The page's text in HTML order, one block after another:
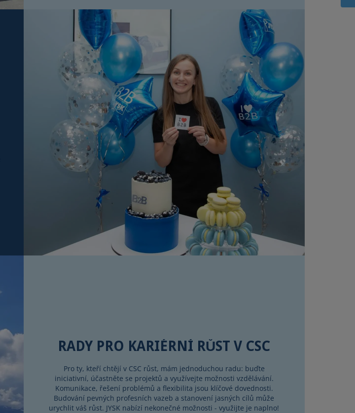
RADY PRO KARIÉRNÍ RŮST V CSC
Pro ty, kteří chtějí v CSC růst, mám jednoduchou radu: buďte
iniciativní, účastněte se projektů a využívejte možnosti vzdělávání.
Komunikace, řešení problémů a flexibilita jsou klíčové dovednosti.
Budování pevných profesních vazeb a stanovení jasných cílů může
urychlit váš růst. JYSK nabízí nekonečné možnosti - využijte je naplno!